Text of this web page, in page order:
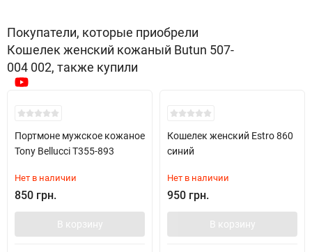
Покупатели, которые приобрели
Кошелек женский кожаный Butun 507-
004 002, также купили
Портмоне мужское кожаное
Tony Bellucci T355-893
Нет в наличии
850 грн.
В корзину
Кошелек женский Estro 860
синий
Нет в наличии
950 грн.
В корзину